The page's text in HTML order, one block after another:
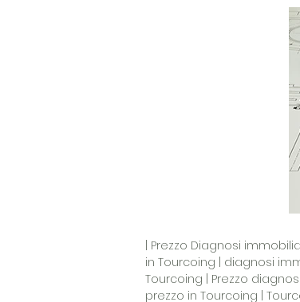
| Prezzo Diagnosi
in Tourcoing | diagnosi
Tourcoing | Prezzo
prezzo in Tourcoing |